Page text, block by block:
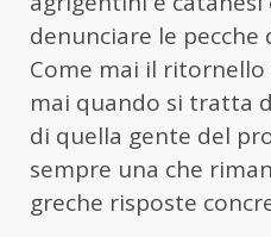
denunciare le pecche
Come mai il ritornello
mai quando si tratta
di quella gente del
sempre una che
greche risposte